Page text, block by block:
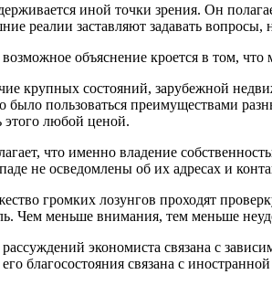
иной точки зрения. Он
реалии заставляют задавать вопросы,
объяснение кроется в том, что
крупных состояний, зарубежной
пользоваться преимуществами
этого любой ценой.
что именно владение
не осведомлены об их адресах и
громких лозунгов проходят
Чем меньше внимания, тем меньше
рассуждений экономиста связана с
его благосостояния связана с